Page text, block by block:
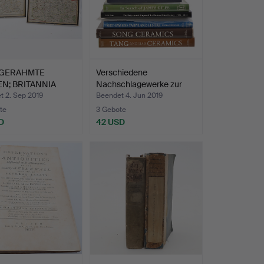
BRITANNIA
UND…
2. Sep 2019
Verschiedene
Nachschlagewerke zur
Weltkera…
Beendet 4. Jun 2019
3 Gebote
42 USD